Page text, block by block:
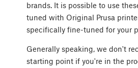
brands. It is possible to use
tuned with Original Prusa
specifically fine-tuned for your
Generally speaking, we don't
starting point if you're in the